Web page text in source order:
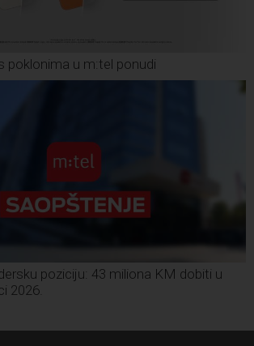
poklonima u m:tel ponudi
poziciju: 43 miliona KM dobiti u
2026.